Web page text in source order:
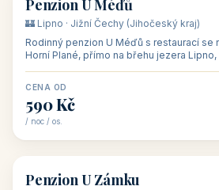
Penzion U Méďů
🏰 Lipno · Jižní Čechy (Jihočeský kraj)
Rodinný penzion U Méďů s restaurací se
Horní Plané, přímo na břehu jezera
CENA OD
590 Kč
/ noc / os.
🏡 penzion
Penzion U Zámku